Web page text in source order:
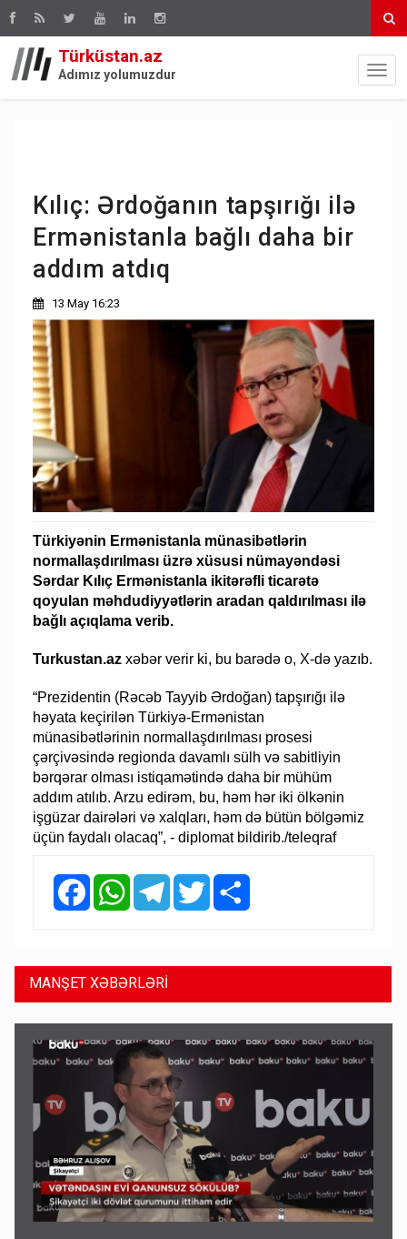
Türküstan.az
Adımız yolumuzdur
Kılıç: Ərdoğanın tapşırığı ilə
Ermənistanla bağlı daha bir
addım atdıq
13 May 16:23
Türkiyənin Ermənistanla münasibətlərin
normallaşdırılması üzrə xüsusi nümayəndəsi
Sərdar Kılıç Ermənistanla ikitərəfli ticarətə
qoyulan məhdudiyyətlərin aradan qaldırılması ilə
bağlı açıqlama verib.
Turkustan.azxəbər verir ki, bu barədə o, X-də yazıb.
“Prezidentin (Rəcəb Tayyib Ərdoğan) tapşırığı ilə
həyata keçirilən Türkiyə-Ermənistan
münasibətlərinin normallaşdırılması prosesi
çərçivəsində regionda davamlı sülh və sabitliyin
bərqərar olması istiqamətində daha bir mühüm
addım atılıb. Arzu edirəm, bu, həm hər iki ölkənin
işgüzar dairələri və xalqları, həm də bütün bölgəmiz
üçün faydalı olacaq”, - diplomat bildirib./teleqraf
FacebookWhatsAppTelegramTwitter
MANŞET XƏBƏRLƏRİ